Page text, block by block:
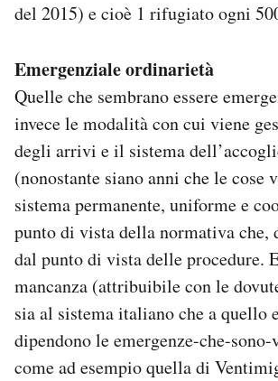
del 2015) e cioè 1 rifugiato ogni
Emergenziale ordinarietà
Quelle che sembrano essere
invece le modalità con cui viene
degli arrivi e il sistema
(nonostante siano anni che le cose
sistema permanente, uniforme e
punto di vista della normativa che,
dal punto di vista delle procedure.
mancanza (attribuibile con le
sia al sistema italiano che a quello
dipendono le emergenze-che-sono-
come ad esempio quella di